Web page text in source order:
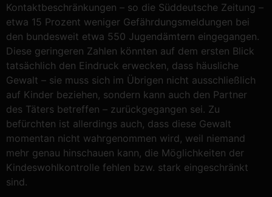
Kontaktbeschränkungen – so die Süddeutsche Zeitung –
etwa 15 Prozent weniger Gefährdungsmeldungen bei
den bundesweit etwa 550 Jugendämtern eingegangen.
Diese geringeren Zahlen könnten auf dem ersten Blick
tatsächlich den Eindruck erwecken, dass häusliche
Gewalt – sie muss sich im Übrigen nicht ausschließlich
auf Kinder beziehen, sondern kann auch den Partner
des Täters betreffen – zurückgegangen sei. Zu
befürchten ist allerdings auch, dass diese Gewalt
momentan nicht wahrgenommen wird, weil niemand
mehr genau hinschauen kann, die Möglichkeiten der
Kindeswohlkontrolle fehlen bzw. stark eingeschränkt
sind.